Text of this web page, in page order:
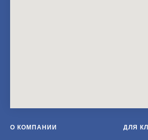
О КОМПАНИИ ДЛЯ